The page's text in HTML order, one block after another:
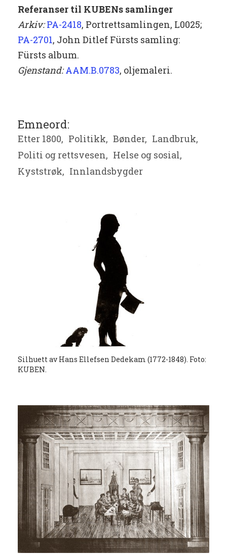
Referanser til KUBENs samlinger
Arkiv:PA-2418, Portrettsamlingen, L0025;
PA-2701, John Ditlef Fürsts samling:
Fürsts album.
Gjenstand: AAM.B.0783, oljemaleri.
Emneord:
Etter 1800, Politikk, Bønder, Landbruk,
Politi og rettsvesen, Helse og sosial,
Kyststrøk, Innlandsbygder
Silhuett av Hans Ellefsen Dedekam (1772-1848). Foto:
KUBEN.